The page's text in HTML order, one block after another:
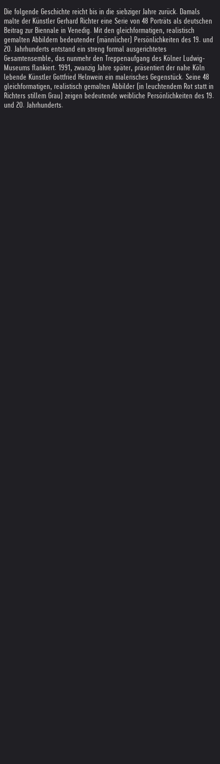
Die folgende Geschichte reicht bis in die siebziger Jahre zurück. Damals
malte der Künstler Gerhard Richter eine Serie von 48 Porträts als deutschen
Beitrag zur Biennale in Venedig. Mit den gleichformatigen, realistisch
gemalten Abbildern bedeutender (männlicher) Persönlichkeiten des 19. und
20. Jahrhunderts entstand ein streng formal ausgerichtetes
Gesamtensemble, das nunmehr den Treppenaufgang des Kölner Ludwig-
Museums flankiert. 1991, zwanzig Jahre später, präsentiert der nahe Köln
lebende Künstler Gottfried Helnwein ein malerisches Gegenstück. Seine 48
gleichformatigen, realistisch gemalten Abbilder (in leuchtendem Rot statt in
Richters stillem Grau) zeigen bedeutende weibliche Persönlichkeiten des 19.
und 20. Jahrhunderts.